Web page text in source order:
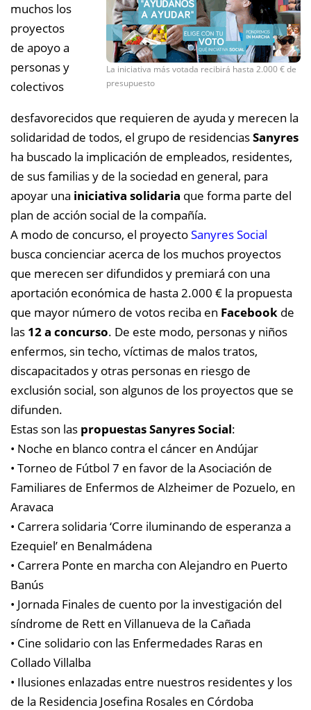
La iniciativa más votada recibirá hasta 2.000 € de
presupuesto
muchos los
proyectos
de apoyo a
personas y
colectivos
desfavorecidos que requieren de ayuda y merecen la
solidaridad de todos, el grupo de residenciasSanyres
ha buscado la implicación de empleados, residentes,
de sus familias y de la sociedad en general, para
apoyar una iniciativa solidaria que forma parte del
plan de acción social de la compañía.
A modo de concurso, el proyectoSanyres Social
busca concienciar acerca de los muchos proyectos
que merecen ser difundidos y premiará con una
aportación económica de hasta 2.000 € la propuesta
que mayor número de votos reciba en Facebook de
las 12 a concurso. De este modo, personas y niños
enfermos, sin techo, víctimas de malos tratos,
discapacitados y otras personas en riesgo de
exclusión social, son algunos de los proyectos que se
difunden.
Estas son las propuestas Sanyres Social:
• Noche en blanco contra el cáncer en Andújar
• Torneo de Fútbol 7 en favor de la Asociación de
Familiares de Enfermos de Alzheimer de Pozuelo, en
Aravaca
• Carrera solidaria ‘Corre iluminando de esperanza a
Ezequiel’ en Benalmádena
• Carrera Ponte en marcha con Alejandro en Puerto
Banús
• Jornada Finales de cuento por la investigación del
síndrome de Rett en Villanueva de la Cañada
• Cine solidario con las Enfermedades Raras en
Collado Villalba
• Ilusiones enlazadas entre nuestros residentes y los
de la Residencia Josefina Rosales en Córdoba